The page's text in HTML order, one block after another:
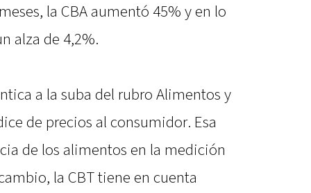
la CBA aumentó 45% y en lo
alza de 4,2%.
a la suba del rubro Alimentos y
de precios al consumidor. Esa
de los alimentos en la medición
la CBT tiene en cuenta